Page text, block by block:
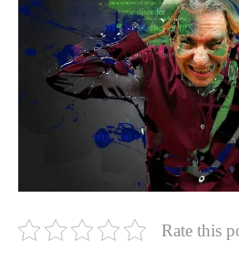
Rate this